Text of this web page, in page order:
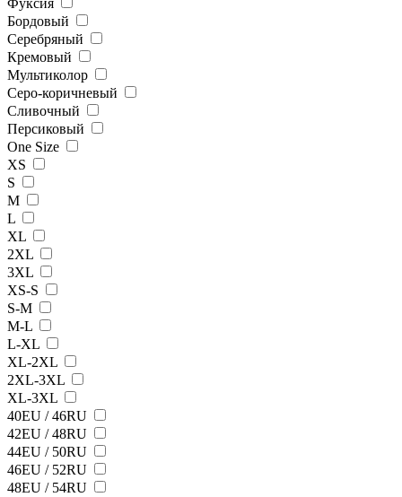
Фуксия
Бордовый
Серебряный
Кремовый
Мультиколор
Серо-коричневый
Сливочный
Персиковый
One Size
XS
S
M
L
XL
2XL
3XL
XS-S
S-M
M-L
L-XL
XL-2XL
2XL-3XL
XL-3XL
40EU / 46RU
42EU / 48RU
44EU / 50RU
46EU / 52RU
48EU / 54RU